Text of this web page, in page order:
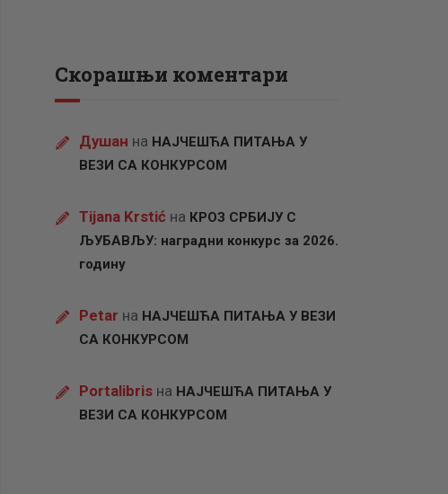
Скорашњи коментари
Душан на НАЈЧЕШЋА ПИТАЊА У
ВЕЗИ СА КОНКУРСОМ
Tijana Krstić на КРОЗ СРБИЈУ С
ЉУБАВЉУ: наградни конкурс за 2026.
годину
Petar на НАЈЧЕШЋА ПИТАЊА У ВЕЗИ
СА КОНКУРСОМ
Portalibris на НАЈЧЕШЋА ПИТАЊА У
ВЕЗИ СА КОНКУРСОМ